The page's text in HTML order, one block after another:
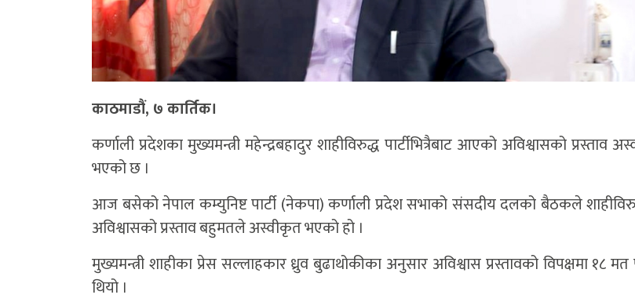
काठमाडौं, ७ कार्तिक।
कर्णाली प्रदेशका मुख्यमन्त्री महेन्द्रबहादुर शाहीविरुद्ध पार्टीभित्रैबाट आएको अविश्वासको प्रस्ताव
भएको छ ।
आज बसेको नेपाल कम्युनिष्ट पार्टी (नेकपा) कर्णाली प्रदेश सभाको संसदीय दलको बैठकले
अविश्वासको प्रस्ताव बहुमतले अस्वीकृत भएको हो ।
मुख्यमन्त्री शाहीका प्रेस सल्लाहकार ध्रुव बुढाथोकीका अनुसार अविश्वास प्रस्तावको विपक्षमा १८
थियो ।